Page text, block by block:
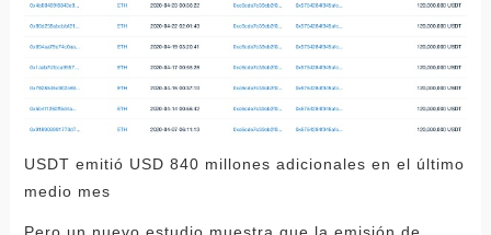
USDT emitió USD 840 millones adicionales en el último
medio mes
Pero un nuevo estudio muestra que la emisión de